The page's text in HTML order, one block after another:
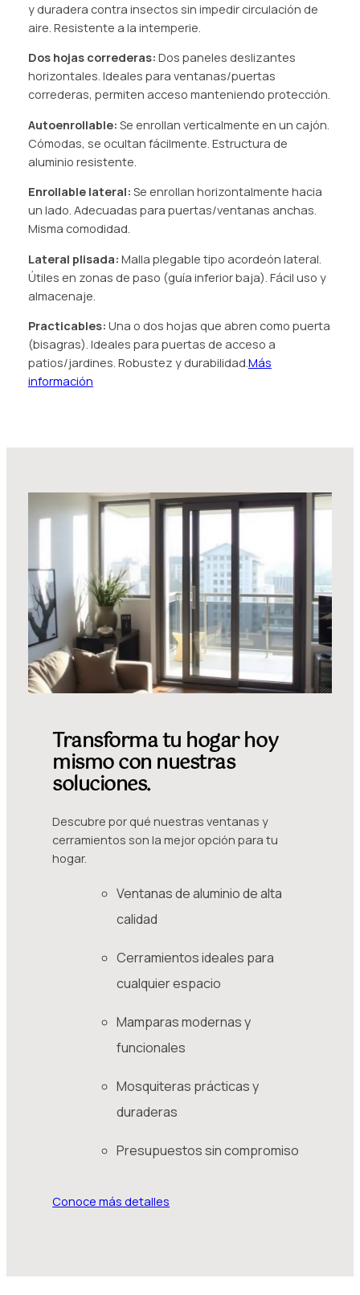
y duradera contra insectos sin impedir circulación de
aire. Resistente a la intemperie.
Dos hojas correderas: Dos paneles deslizantes
horizontales. Ideales para ventanas/puertas
correderas, permiten acceso manteniendo protección.
Autoenrollable: Se enrollan verticalmente en un cajón.
Cómodas, se ocultan fácilmente. Estructura de
aluminio resistente.
Enrollable lateral: Se enrollan horizontalmente hacia
un lado. Adecuadas para puertas/ventanas anchas.
Misma comodidad.
Lateral plisada: Malla plegable tipo acordeón lateral.
Útiles en zonas de paso (guía inferior baja). Fácil uso y
almacenaje.
Practicables: Una o dos hojas que abren como puerta
(bisagras). Ideales para puertas de acceso a
patios/jardines. Robustez y durabilidad.Más
información
Transforma tu hogar hoy
mismo con nuestras
soluciones.
Descubre por qué nuestras ventanas y
cerramientos son la mejor opción para tu
hogar.
Ventanas de aluminio de alta
calidad
Cerramientos ideales para
cualquier espacio
Mamparas modernas y
funcionales
Mosquiteras prácticas y
duraderas
Presupuestos sin compromiso
Conoce más detalles